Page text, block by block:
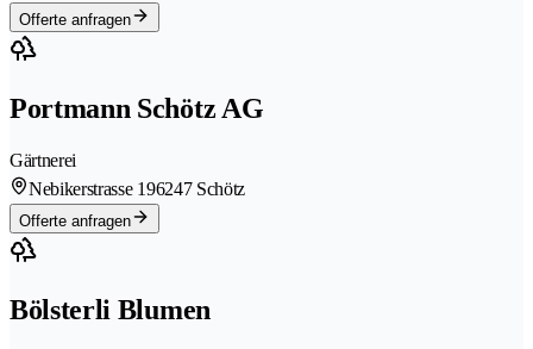
Offerte anfragen
Portmann Schötz AG
Gärtnerei
Nebikerstrasse 196247 Schötz
Offerte anfragen
Bölsterli Blumen